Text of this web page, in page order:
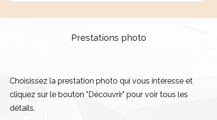
Prestations photo
Choisissez la prestation photo qui vous intéresse et
cliquez sur le bouton "Découvrir" pour voir tous les
détails.